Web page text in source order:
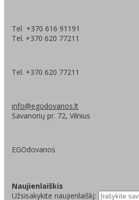
Tel +370 616 91191
Tel. +370 620 77211
Tel. +370 620 77211
info@egodovanos.lt
Savanorių pr. 72, Vilnius
EGOdovanos
Naujienlaiškis
Užsisakykite naujienlaiškį: